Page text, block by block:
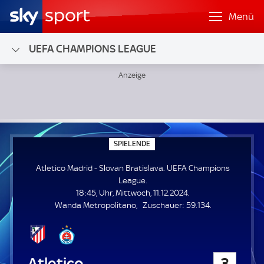
Menü
UEFA CHAMPIONS LEAGUE
Atletico Madrid - Slovan Bratislava; UEFA Champions
SPIELENDE
P
E
N
E
Atletico Madrid - Slovan Bratislava. UEFA Champions
League.
18:45, Uhr, Mittwoch, 11.12.2024.
Wanda Metropolitano
Zuschauer: Z
59.134.